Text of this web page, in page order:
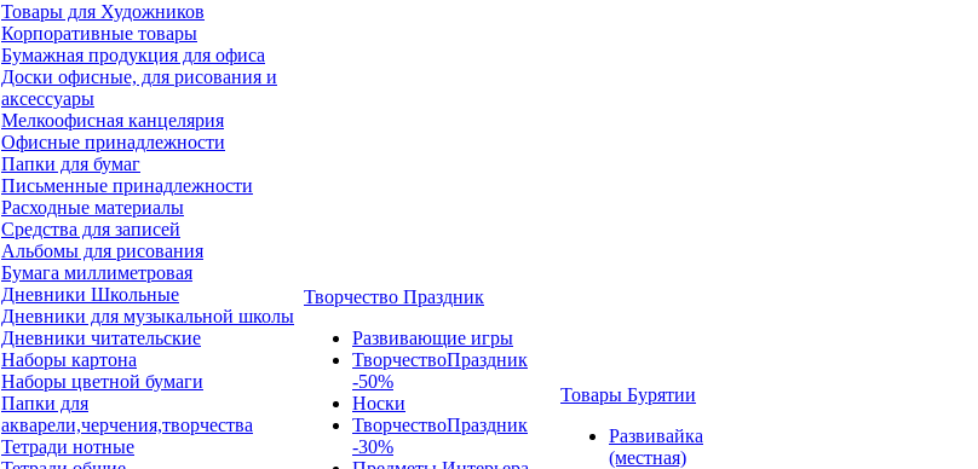
Товары для Художников
Корпоративные товары
Бумажная продукция для офиса
Доски офисные, для рисования и
аксессуары
Мелкоофисная канцелярия
Офисные принадлежности
Папки для бумаг
Письменные принадлежности
Расходные материалы
Средства для записей
Альбомы для рисования
Бумага миллиметровая
Дневники Школьные
Дневники для музыкальной школы
Дневники читательские
Наборы картона
Наборы цветной бумаги
Папки для
акварели,черчения,творчества
Тетради нотные
Творчество Праздник
Развивающие игры
ТворчествоПраздник
-50%
Носки
ТворчествоПраздник
-30%
Товары Бурятии
Развивайка
(местная)